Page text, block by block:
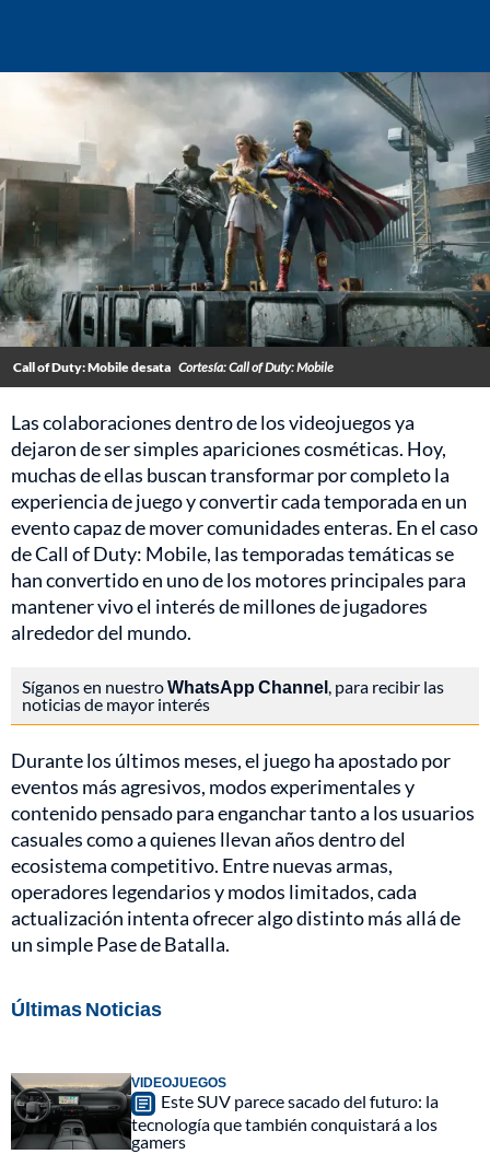
Call of Duty: Mobile desata Cortesía: Call of Duty: Mobile
Las colaboraciones dentro de los videojuegos ya
dejaron de ser simples apariciones cosméticas. Hoy,
muchas de ellas buscan transformar por completo la
experiencia de juego y convertir cada temporada en un
evento capaz de mover comunidades enteras. En el caso
de Call of Duty: Mobile, las temporadas temáticas se
han convertido en uno de los motores principales para
mantener vivo el interés de millones de jugadores
alrededor del mundo.
Síganos en nuestroWhatsApp Channel, para recibir las
noticias de mayor interés
Durante los últimos meses, el juego ha apostado por
eventos más agresivos, modos experimentales y
contenido pensado para enganchar tanto a los usuarios
casuales como a quienes llevan años dentro del
ecosistema competitivo. Entre nuevas armas,
operadores legendarios y modos limitados, cada
actualización intenta ofrecer algo distinto más allá de
un simple Pase de Batalla.
Últimas Noticias
VIDEOJUEGOS
Este SUV parece sacado del futuro: la
tecnología que también conquistará a los
gamers